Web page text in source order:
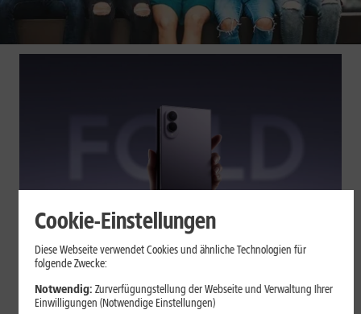
Tests & Vergleiche
Galaxy Z Fold7 oder Fold8: Was
sich beim neuen Foldable geändert
Cookie-Einstellungen
Diese Webseite verwendet Cookies und ähnliche Technologien für
folgende Zwecke:
Notwendig: Zurverfügungstellung der Webseite und Verwaltung Ihrer
Einwilligungen (Notwendige Einstellungen)